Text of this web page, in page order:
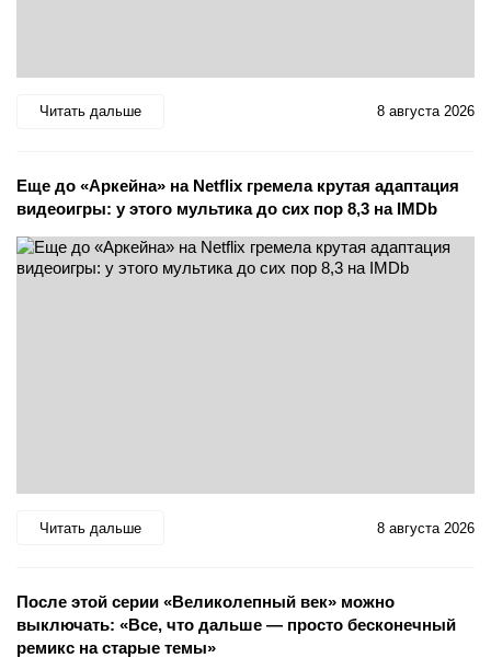
Читать дальше 8 августа 2026
Еще до «Аркейна» на Netflix гремела крутая адаптация
видеоигры: у этого мультика до сих пор 8,3 на IMDb
Читать дальше 8 августа 2026
После этой серии «Великолепный век» можно
выключать: «Все, что дальше — просто бесконечный
ремикс на старые темы»